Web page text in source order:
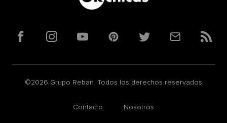
FacebookInstagramYouTubePinterestTwitterCorreoRSS
©2026 Grupo Reban. Todos los derechos reservados
Contacto Nosotros